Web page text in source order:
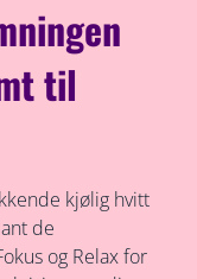
til
kjølig hvitt
de
og Relax for